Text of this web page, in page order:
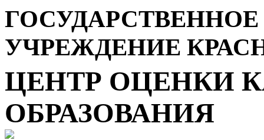
УЧРЕЖДЕНИЕ
ЦЕНТР ОЦЕНКИ
ОБРАЗОВАНИЯ